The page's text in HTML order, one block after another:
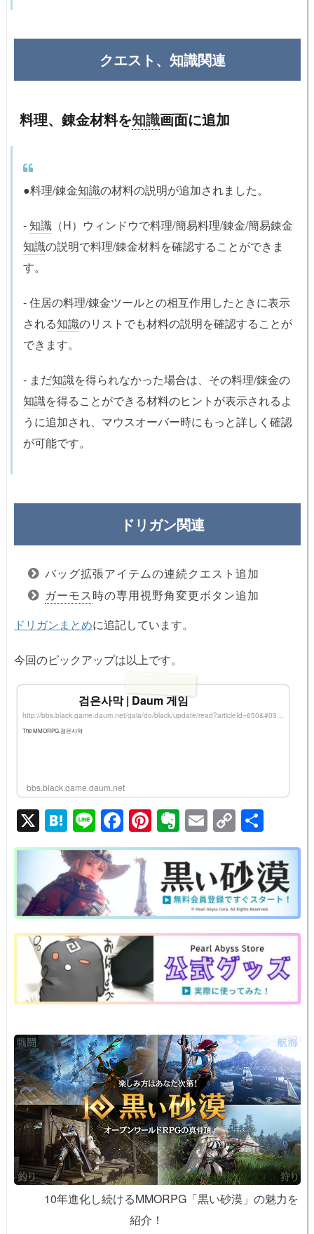
クエスト、知識関連
料理、錬金材料を知識画面に追加
●料理/錬金知識の材料の説明が追加されました。
-知識 （H）ウィンドウで料理/簡易料理/錬金/簡易錬金
知識の説明で料理/錬金材料を確認することができま
す。
- 住居の料理/錬金ツールとの相互作用したときに表示
される知識のリストでも材料の説明を確認することが
できます。
- まだ知識を得られなかった場合は、その料理/錬金の
知識を得ることができる材料のヒントが表示されるよ
うに追加され、マウスオーバー時にもっと詳しく確認
が可能です。
ドリガン関連
バッグ拡張アイテムの連続クエスト追加
ガーモス時の専用視野角変更ボタン追加
ドリガンまとめに追記しています。
今回のピックアップは以上です。
검은사막 | Daum 게임
The MMORPG,검은사막
bbs.black.game.daum.net
X H
at
e
n
a
Li
n
e
F
a
c
b
o
o
k
Pi
nt
er
e
st
E
v
er
n
ot
e
E
m
ail
C
o
p
y
Li
n
k
有
10年進化し続けるMMORPG「黒い砂漠」の魅力を
紹介！